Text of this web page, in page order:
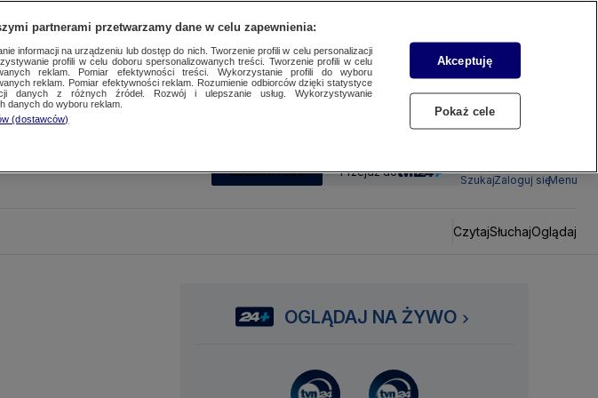
SUBSKRYBUJ Przejdź do
SzukajZaloguj sięMenu
CzytajSłuchajOglądaj
OGLĄDAJ NA ŻYWO
partnerami przetwarzamy dane w celu zapewnienia:
informacji na urządzeniu lub dostęp do nich. Tworzenie profili w celu personalizacji
profili w celu doboru spersonalizowanych treści. Tworzenie profili w celu
reklam. Pomiar efektywności treści. Wykorzystanie profili do wyboru
reklam. Pomiar efektywności reklam. Rozumienie odbiorców dzięki statystyce
danych z różnych źródeł. Rozwój i ulepszanie usług. Wykorzystywanie
danych do wyboru reklam.
(dostawców)
Akceptuję
Pokaż cele